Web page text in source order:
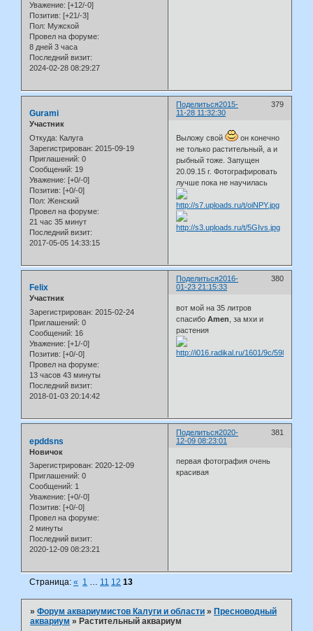
Уважение: [+12/-0]
Позитив: [+21/-3]
Пол: Мужской
Провел на форуме:
8 дней 3 часа
Последний визит:
2024-02-28 08:29:27
Поделиться 379
2015-
11-28 11:32:30
Gurami
Участник
Откуда: Калуга
Зарегистрирован: 2015-09-19
Приглашений: 0
Сообщений: 19
Уважение: [+0/-0]
Позитив: [+0/-0]
Пол: Женский
Провел на форуме:
21 час 35 минут
Последний визит:
2017-05-05 14:33:15
Выложу свой
он конечно
не только растительный, а и
рыбный тоже. Запущен
20.09.15 г. Фотографировать
лучше пока не научилась
Поделиться 380
2016-
01-23 21:15:33
Felix
Участник
Зарегистрирован: 2015-02-24
Приглашений: 0
Сообщений: 16
Уважение: [+1/-0]
Позитив: [+0/-0]
Провел на форуме:
13 часов 43 минуты
Последний визит:
2018-01-03 20:14:42
вот мой на 35 литров
спасибоAmen , за мхи и
растения
Поделиться 381
2020-
12-09 08:23:01
epddsns
Новичок
Зарегистрирован: 2020-12-09
Приглашений: 0
Сообщений: 1
Уважение: [+0/-0]
Позитив: [+0/-0]
Провел на форуме:
2 минуты
Последний визит:
2020-12-09 08:23:21
первая фотография очень
красивая
Страница:« 1 … 11 12 13
»Форум аквариумистов Калуги и области »Пресноводный
аквариум »Растительный аквариум